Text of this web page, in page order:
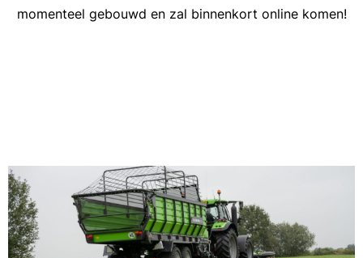
momenteel gebouwd en zal binnenkort online komen!